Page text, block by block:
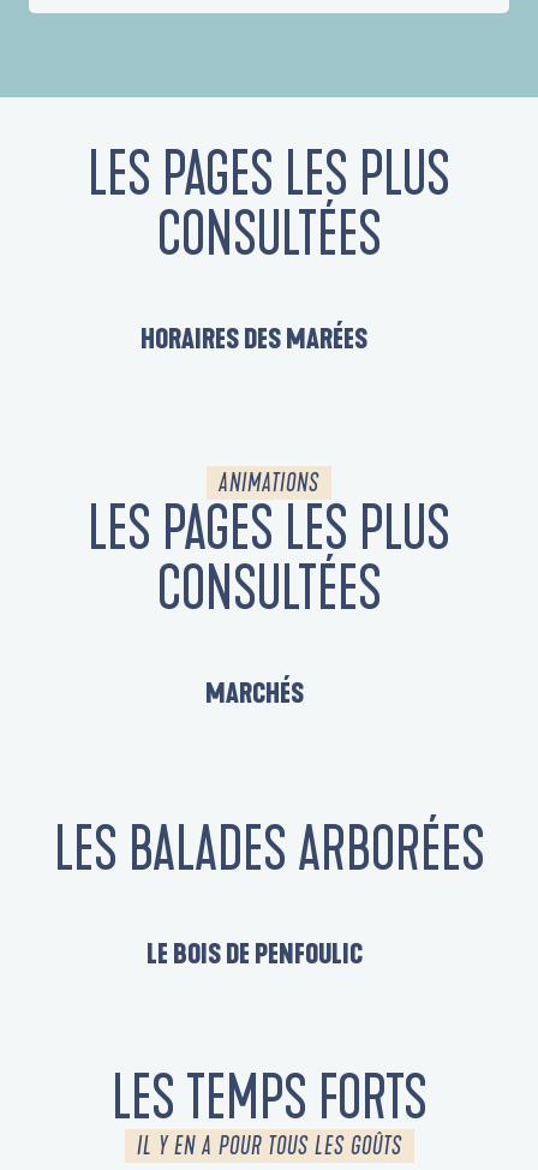
LES PAGES LES PLUS
CONSULTÉES
HORAIRES DES MARÉES
ANIMATIONS
LES PAGES LES PLUS
CONSULTÉES
MARCHÉS
LES BALADES ARBORÉES
LE BOIS DE PENFOULIC
LES TEMPS FORTS
IL Y EN A POUR TOUS LES GOÛTS